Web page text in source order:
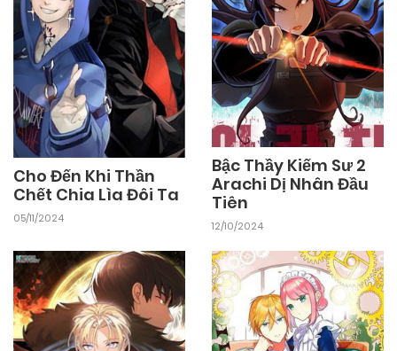
Chapter 12 18/10/2024
Chapter 11 18/10/2024
Chapter 10
Chapter 8 18/10/2024
Cho Đến Khi Thần
Chết Chia Lìa Đôi Ta
05/11/2024
Bậc Thầy Kiếm Sư 2
Arachi Dị Nhân Đầu
Tiên
12/10/2024